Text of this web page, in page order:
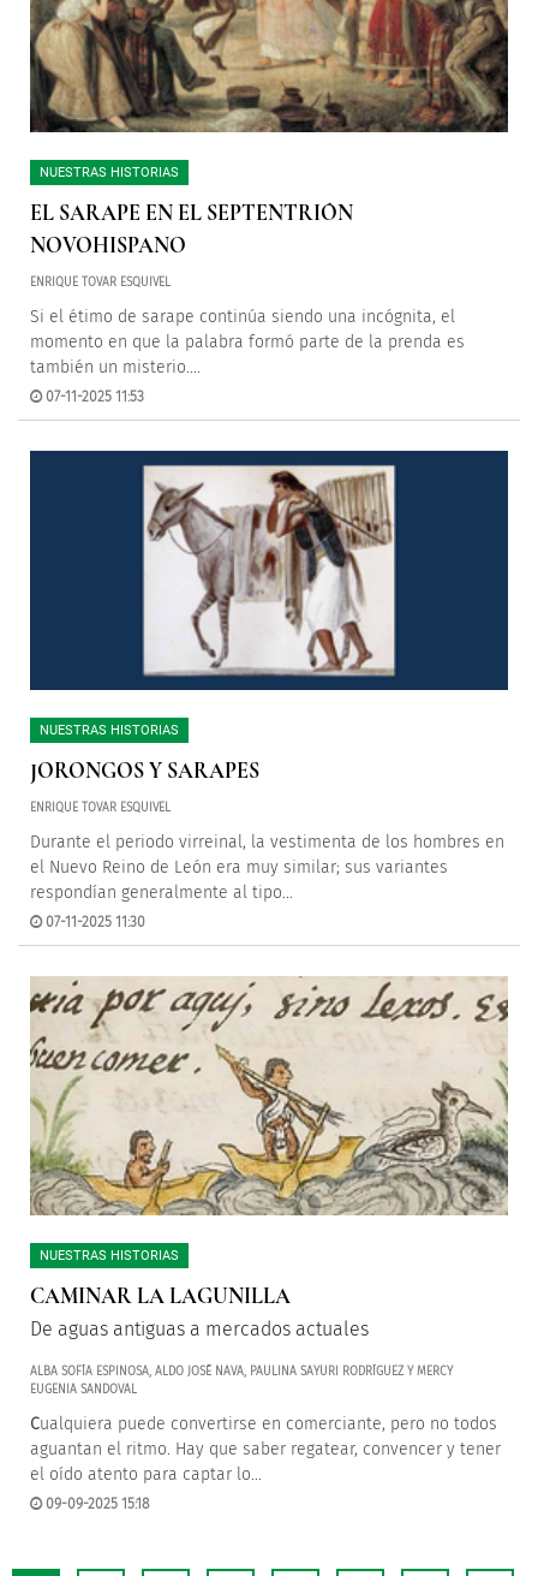
NUESTRAS HISTORIAS
EL SARAPE EN EL SEPTENTRIÓN
NOVOHISPANO
ENRIQUE TOVAR ESQUIVEL
Si el étimo de sarape continúa siendo una incógnita, el
momento en que la palabra formó parte de la prenda es
también un misterio....
07-11-2025 11:53
NUESTRAS HISTORIAS
JORONGOS Y SARAPES
ENRIQUE TOVAR ESQUIVEL
Durante el periodo virreinal, la vestimenta de los hombres en
el Nuevo Reino de León era muy similar; sus variantes
respondían generalmente al tipo...
07-11-2025 11:30
NUESTRAS HISTORIAS
CAMINAR LA LAGUNILLA
De aguas antiguas a mercados actuales
ALBA SOFÍA ESPINOSA, ALDO JOSÉ NAVA, PAULINA SAYURI RODRÍGUEZ Y MERCY
EUGENIA SANDOVAL
Cualquiera puede convertirse en comerciante, pero no todos
aguantan el ritmo. Hay que saber regatear, convencer y tener
el oído atento para captar lo...
09-09-2025 15:18